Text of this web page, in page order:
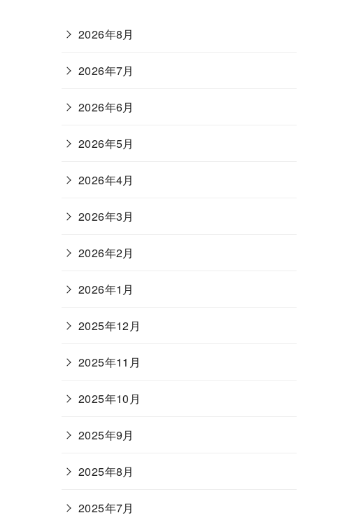
2026年8月
2026年7月
2026年6月
2026年5月
2026年4月
2026年3月
2026年2月
2026年1月
2025年12月
2025年11月
2025年10月
2025年9月
2025年8月
2025年7月